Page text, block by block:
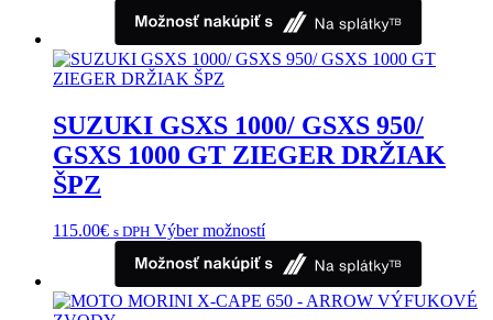
SUZUKI GSXS 1000/ GSXS 950/
GSXS 1000 GT ZIEGER DRŽIAK
ŠPZ
115.00€ s DPH Výber možnostíTento
produkt
má
viacero
variantov.